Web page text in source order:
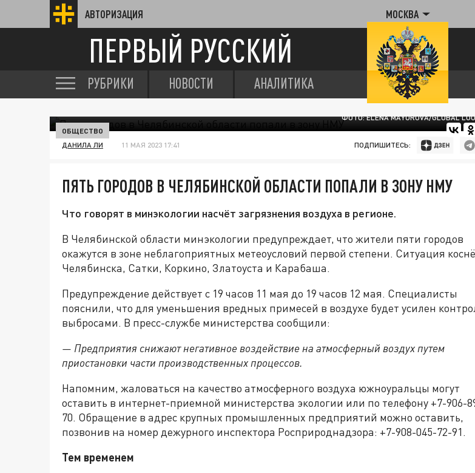
АВТОРИЗАЦИЯ МОСКВА
ПЕРВЫЙ РУССКИЙ
РУБРИКИ НОВОСТИ АНАЛИТИКА
ФОТО: ELENA MAYOROVA/GLOBAL
ОБЩЕСТВО
ДАНИЛА ЛИ 11 МАЯ 2023 17:41 ПОДПИШИТЕСЬ:
ПЯТЬ ГОРОДОВ В ЧЕЛЯБИНСКОЙ ОБЛАСТИ ПОПАЛИ В ЗОНУ НМУ
Что говорят в минэкологии насчёт загрязнения воздуха в регионе.
В Челябинской области минэкологии предупреждает, что жители пяти городов
окажутся в зоне неблагоприятных метеоусловий первой степени. Ситуация
Челябинска, Сатки, Коркино, Златоуста и Карабаша.
Предупреждение действует с 19 часов 11 мая до 19 часов 12 мая. Специалисты
пояснили, что для уменьшения вредных примесей в воздухе будет усилен
выбросами. В пресс-службе министерства сообщили:
— Предприятия снижают негативное воздействие на атмосферный воздух путем
приостановки части производственных процессов.
Напомним, жаловаться на качество атмосферного воздуха южноуральцы могут
оставить в интернет-приемной министерства экологии или по телефону +7-906-
70. Обращение в адрес крупных промышленных предприятий можно оставить,
позвонив на номер дежурного инспектора Росприроднадзора: +7-908-045-72-91.
Тем временем